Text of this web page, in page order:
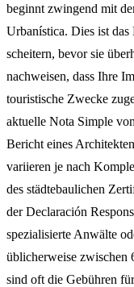
beginnt zwingend mit
Urbanística. Dies ist
scheitern, bevor sie
nachweisen, dass Ihre
touristische Zwecke
aktuelle Nota Simple
Bericht eines
variieren je nach
des städtebaulichen
der Declaración
spezialisierte Anwälte
üblicherweise zwischen
sind oft die Gebühren